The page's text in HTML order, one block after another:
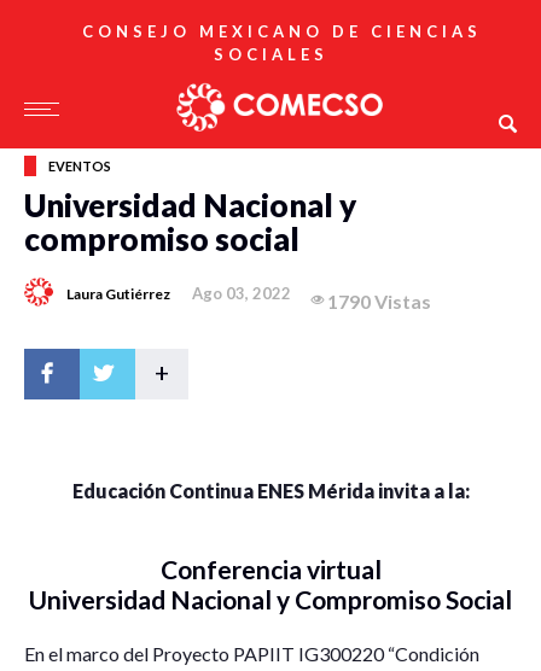
CONSEJO MEXICANO DE CIENCIAS
SOCIALES
EVENTOS
Universidad Nacional y
compromiso social
Laura Gutiérrez Ago 03, 2022 1790 Vistas
+
Educación Continua ENES Mérida invita a la:
Conferencia virtual
Universidad Nacional y Compromiso Social
En el marco del Proyecto PAPIIT IG300220 “Condición